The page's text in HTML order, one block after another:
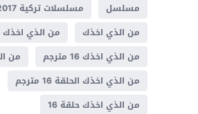
مسلسل
مسلسلات تركية 2017
من الذي اخذك
من الذي اخذك 16
من الذي اخذك 16 مترجم
من
من الذي اخذك الحلقة 16 مترجم
من الذي اخذك حلقة 16